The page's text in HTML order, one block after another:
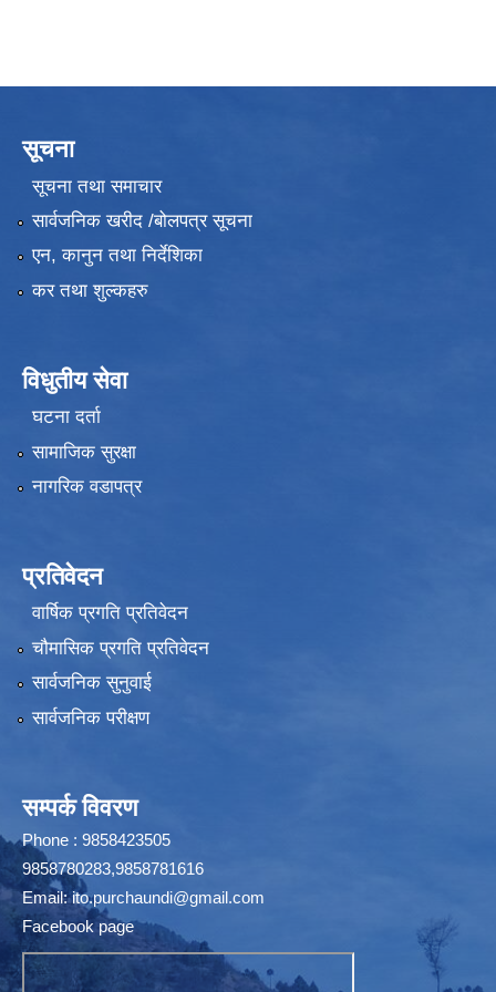
सूचना
सूचना तथा समाचार
सार्वजनिक खरीद /बोलपत्र सूचना
एन, कानुन तथा निर्देशिका
कर तथा शुल्कहरु
विधुतीय सेवा
घटना दर्ता
सामाजिक सुरक्षा
नागरिक वडापत्र
प्रतिवेदन
वार्षिक प्रगति प्रतिवेदन
चौमासिक प्रगति प्रतिवेदन
सार्वजनिक सुनुवाई
सार्वजनिक परीक्षण
सम्पर्क विवरण
Phone : 9858423505
9858780283,9858781616
Email:ito.purchaundi@gmail.com
Facebook page